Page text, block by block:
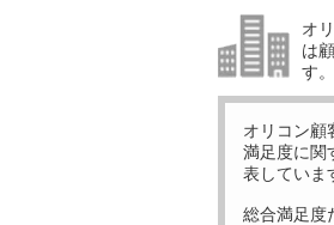
オ
は
す。
オリコン顧
満足度に関
表していま
総合満足度